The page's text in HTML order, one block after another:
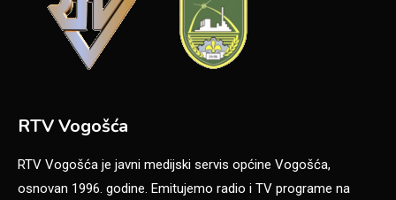
RTV Vogošća
RTV Vogošća je javni medijski servis općine Vogošća,
osnovan 1996. godine. Emitujemo radio i TV programe na